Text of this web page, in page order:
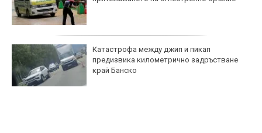
Катастрофа между джип и пикап
предизвика километрично задръстване
край Банско